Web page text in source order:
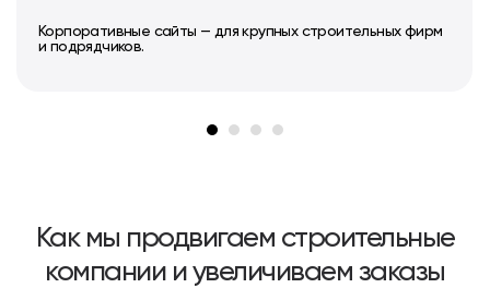
Корпоративные сайты — для крупных строительных фирм
и подрядчиков.
Как мы продвигаем строительные
компании и увеличиваем заказы